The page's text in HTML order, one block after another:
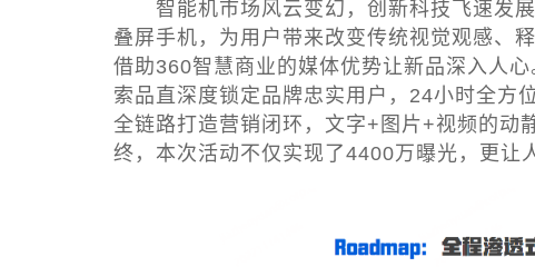
智能机市场风云变幻，创新科技飞速发展
叠屏手机，为用户带来改变传统视觉观感、
借助360智慧商业的媒体优势让新品深入人
索品直深度锁定品牌忠实用户，24小时全方
全链路打造营销闭环，文字+图片+视频的动
终，本次活动不仅实现了4400万曝光，更让